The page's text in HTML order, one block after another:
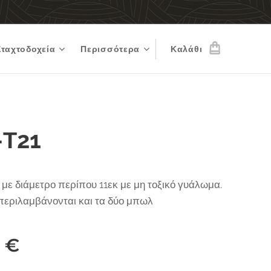
Περισσότερα Καλάθι
διάμετρο περίπου 11εκ με μη τοξικό γυάλωμα.
και τα δύο μπωλ
€